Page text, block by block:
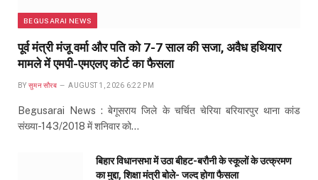
BEGUSARAI NEWS
पूर्व मंत्री मंजू वर्मा और पति को 7-7 साल की सजा, अवैध हथियार
मामले में एमपी-एमएलए कोर्ट का फैसला
BY सुमन सौरब AUGUST 1, 2026 6:22 PM
Begusarai News : बेगूसराय जिले के चर्चित चेरिया बरियारपुर थाना कांड
संख्या-143/2018 में शनिवार को…
बिहार विधानसभा में उठा बीहट-बरौनी के स्कूलों के उत्क्रमण
का मुद्दा, शिक्षा मंत्री बोले- जल्द होगा फैसला